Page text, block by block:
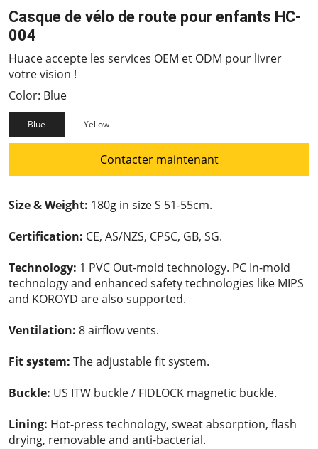
Casque de vélo de route pour enfants HC-
004
Huace accepte les services OEM et ODM pour livrer
votre vision !
Color: Blue
Blue Yellow
Contacter maintenant
Size & Weight: 180g in size S 51-55cm.
Certification: CE, AS/NZS, CPSC, GB, SG.
Technology: 1 PVC Out-mold technology. PC In-mold
technology and enhanced safety technologies like MIPS
and KOROYD are also supported.
Ventilation: 8 airflow vents.
Fit system: The adjustable fit system.
Buckle: US ITW buckle / FIDLOCK magnetic buckle.
Lining: Hot-press technology, sweat absorption, flash
drying, removable and anti-bacterial.